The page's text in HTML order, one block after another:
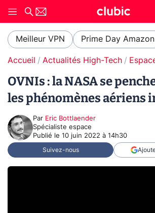
Meilleur VPN Prime Day Amazon
Accueil Actualités High-Tech
OVNIs : la NASA se
les phénomènes aériens
Par Eric Bottlaender
Spécialiste espace
Publié le 10 juin 2022 à 14h30
Suivez-nous